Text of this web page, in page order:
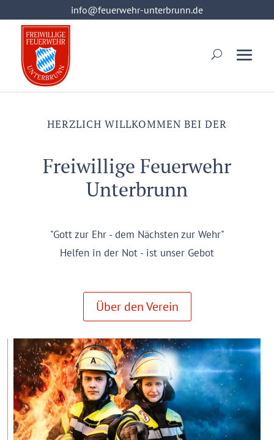
info@feuerwehr-unterbrunn.de
info@feuerwehr-unterbrunn.de
HERZLICH WILLKOMMEN BEI DER
Freiwillige Feuerwehr
Unterbrunn
"Gott zur Ehr - dem Nächsten zur Wehr"
Helfen in der Not - ist unser Gebot
Über den Verein